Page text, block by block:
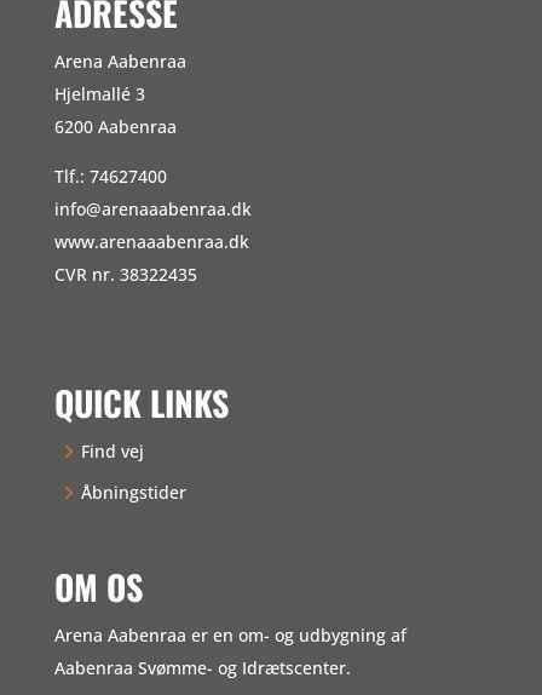
ADRESSE
Arena Aabenraa
Hjelmallé 3
6200 Aabenraa
Tlf.: 74627400
info@arenaaabenraa.dk
www.arenaaabenraa.dk
CVR nr. 38322435
QUICK LINKS
Find vej
Åbningstider
OM OS
Arena Aabenraa er en om- og udbygning af
Aabenraa Svømme- og Idrætscenter.